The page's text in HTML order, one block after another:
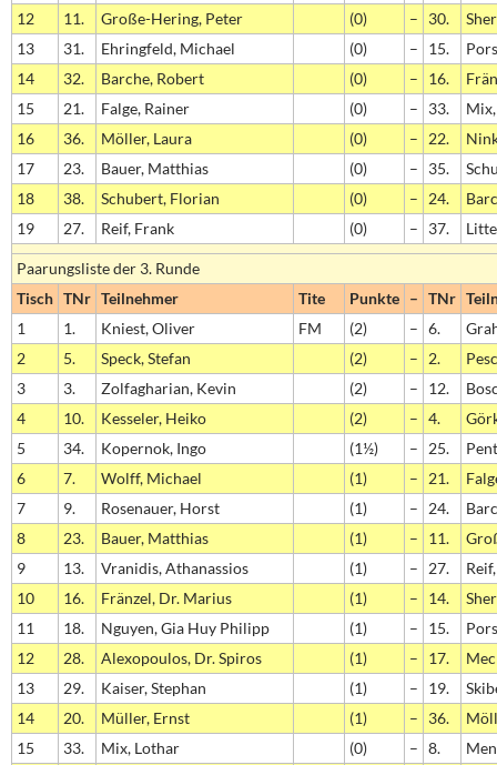
12
11. Große-Hering, Peter (0) – 30.
13
31. Ehringfeld, Michael (0) – 15.
14
32. Barche, Robert (0) – 16.
15
21. Falge, Rainer (0) – 33.
16
36. Möller, Laura (0) – 22.
17
23. Bauer, Matthias (0) – 35.
18
38. Schubert, Florian (0) – 24.
19
27. Reif, Frank (0) – 37.
Paarungsliste der 3. Runde
Tisch TNr Teilnehmer Tite Punkte – TNr
1
1. Kniest, Oliver FM (2) – 6.
2
5. Speck, Stefan (2) – 2.
3
3. Zolfagharian, Kevin (2) – 12.
4
10. Kesseler, Heiko (2) – 4.
5
34. Kopernok, Ingo (1½) – 25.
6
7. Wolff, Michael (1) – 21.
7
9. Rosenauer, Horst (1) – 24.
8
23. Bauer, Matthias (1) – 11.
9
13. Vranidis, Athanassios (1) – 27.
10
16. Fränzel, Dr. Marius (1) – 14.
11
18. Nguyen, Gia Huy Philipp (1) – 15.
12
28. Alexopoulos, Dr. Spiros (1) – 17.
13
29. Kaiser, Stephan (1) – 19.
14
20. Müller, Ernst (1) – 36.
15
33. Mix, Lothar (0) – 8.